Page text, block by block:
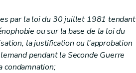
par la loi du 30 juillet 1981 tendant
ou sur la base de la loi du
la justification ou l'approbation
pendant la Seconde Guerre
condamnation;